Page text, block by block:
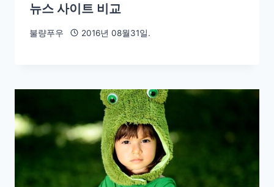
뉴스 사이트 비교
불량푸우 2016년 08월31일.